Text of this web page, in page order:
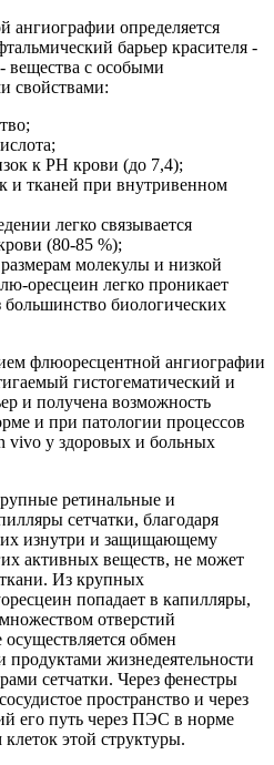
определяется
барьер красителя -
вещества с особыми
свойствами:
к PH крови (до 7,4);
и тканей при внутривенном
легко связывается
(80-85 %);
молекулы и низкой
оресцеин легко проникает
биологических
флюоресцентной ангиографии
гистогематический и
и получена возможность
и при патологии процессов
vivo у здоровых и больных
ретинальные и
сетчатки, благодаря
изнутри и защищающему
активных веществ, не может
Из крупных
попадает в капилляры,
отверстий
обмен
жизнедеятельности
сетчатки. Через фенестры
пространство и через
его путь через ПЭС в норме
этой структуры.